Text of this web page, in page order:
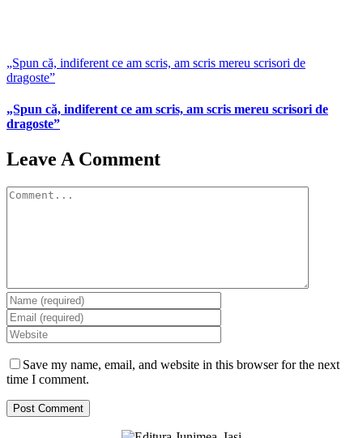
„Spun că, indiferent ce am scris, am scris mereu scrisori de
dragoste”
„Spun că, indiferent ce am scris, am scris mereu scrisori de
dragoste”
Leave A Comment
Comment
Save my name, email, and website in this browser for the next
time I comment.